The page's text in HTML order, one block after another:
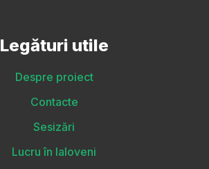
Legături utile
Despre proiect
Contacte
Sesizări
Lucru în Ialoveni